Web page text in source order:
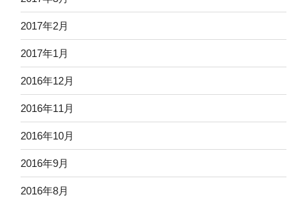
2017年2月
2017年1月
2016年12月
2016年11月
2016年10月
2016年9月
2016年8月